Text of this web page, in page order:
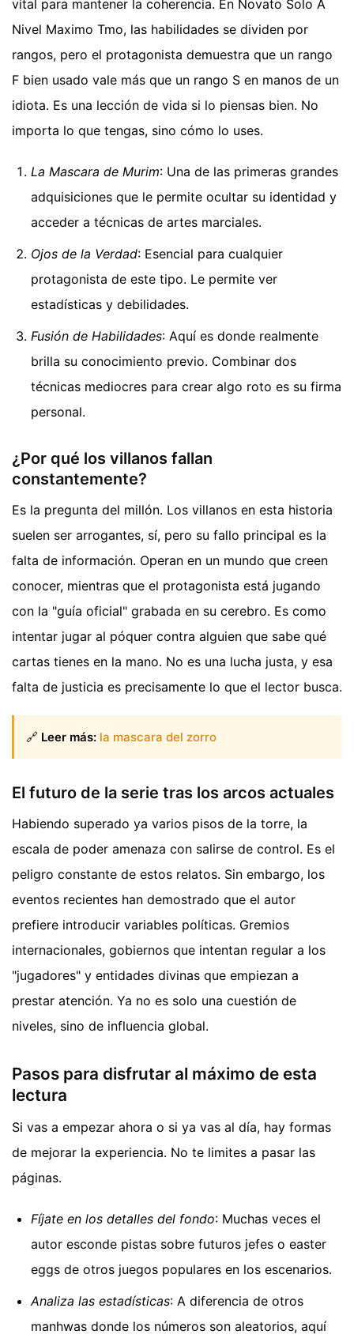
vital para mantener la coherencia. En Novato Solo A
Nivel Maximo Tmo, las habilidades se dividen por
rangos, pero el protagonista demuestra que un rango
F bien usado vale más que un rango S en manos de un
idiota. Es una lección de vida si lo piensas bien. No
importa lo que tengas, sino cómo lo uses.
La Mascara de Murim: Una de las primeras grandes
adquisiciones que le permite ocultar su identidad y
acceder a técnicas de artes marciales.
Ojos de la Verdad: Esencial para cualquier
protagonista de este tipo. Le permite ver
estadísticas y debilidades.
Fusión de Habilidades: Aquí es donde realmente
brilla su conocimiento previo. Combinar dos
técnicas mediocres para crear algo roto es su firma
personal.
¿Por qué los villanos fallan
constantemente?
Es la pregunta del millón. Los villanos en esta historia
suelen ser arrogantes, sí, pero su fallo principal es la
falta de información. Operan en un mundo que creen
conocer, mientras que el protagonista está jugando
con la "guía oficial" grabada en su cerebro. Es como
intentar jugar al póquer contra alguien que sabe qué
cartas tienes en la mano. No es una lucha justa, y esa
falta de justicia es precisamente lo que el lector busca.
🔗 Leer más: la mascara del zorro
El futuro de la serie tras los arcos actuales
Habiendo superado ya varios pisos de la torre, la
escala de poder amenaza con salirse de control. Es el
peligro constante de estos relatos. Sin embargo, los
eventos recientes han demostrado que el autor
prefiere introducir variables políticas. Gremios
internacionales, gobiernos que intentan regular a los
"jugadores" y entidades divinas que empiezan a
prestar atención. Ya no es solo una cuestión de
niveles, sino de influencia global.
Pasos para disfrutar al máximo de esta
lectura
Si vas a empezar ahora o si ya vas al día, hay formas
de mejorar la experiencia. No te limites a pasar las
páginas.
Fíjate en los detalles del fondo: Muchas veces el
autor esconde pistas sobre futuros jefes o easter
eggs de otros juegos populares en los escenarios.
Analiza las estadísticas: A diferencia de otros
manhwas donde los números son aleatorios, aquí